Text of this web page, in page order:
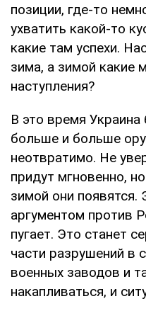
позиции, где-то
ухватить какой-то
какие там успехи.
зима, а зимой какие
наступления?
В это время Украина
больше и больше
неотвратимо. Не
придут мгновенно,
зимой они появятся.
аргументом против
пугает. Это станет
части разрушений в
военных заводов и
накапливаться, и